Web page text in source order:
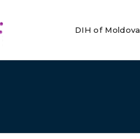
DIH of Moldova